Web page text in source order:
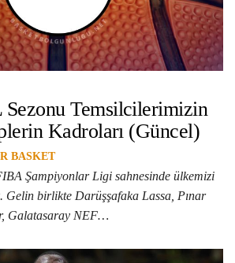
Sezonu Temsilcilerimizin
Kadroları (Güncel)
BASKET
Şampiyonlar Ligi sahnesinde ülkemizi
Gelin birlikte Darüşşafaka Lassa, Pınar
Galatasaray NEF…